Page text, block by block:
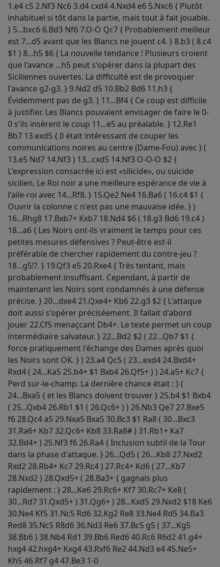
1.e4 c5 2.Nf3 Nc6 3.d4 cxd4 4.Nxd4 e6 5.Nxc6 { Plutôt
inhabituel si tôt dans la partie, mais tout à fait jouable.
} 5...bxc6 6.Bd3 Nf6 7.O-O Qc7 { Probablement meilleur
est 7...d5 avant que les Blancs ne jouent c4. } 8.b3 ( 8.c4
$1 ) 8...h5 $6 { La nouvelle tendance ! Plusieurs croient
que l'avance ...h5 peut s'opérer dans la plupart des
Siciliennes ouvertes. La difficulté est de provoquer
l'avance g2-g3. } 9.Nd2 d5 10.Bb2 Bd6 11.h3 {
Évidemment pas de g3. } 11...Bf4 { Ce coup est difficile
à justifier. Les Blancs pouvaient envisager de faire le 0-
0 s'ils insèrent le coup 11...e5 au préalable. } 12.Re1
Bb7 13.exd5 { Il était intéressant de couper les
communications noires au centre (Dame-Fou) avec } (
13.e5 Nd7 14.Nf3 ) 13...cxd5 14.Nf3 O-O-O $2 {
L'expression consacrée ici est «silicide», ou suicide
sicilien. Le Roi noir a une meilleure espérance de vie à
l'aile-roi avec 14...Rf8. } 15.Qe2 Ne4 16.Ba6 ( 16.c4 $1 {
Ouvrir la colonne c n'est pas une mauvaise idée. } )
16...Rhg8 17.Bxb7+ Kxb7 18.Nd4 $6 ( 18.g3 Bd6 19.c4 )
18...a6 { Les Noirs ont-ils vraiment le temps pour ces
petites mesures défensives ? Peut-être est-il
préférable de chercher rapidement du contre-jeu ?
18...g5!?. } 19.Qf3 e5 20.Rxe4 { Très tentant, mais
probablement insuffisant. Cependant, à partir de
maintenant les Noirs sont condamnés à une défense
précise. } 20...dxe4 21.Qxe4+ Kb6 22.g3 $2 { L'attaque
doit aussi s'opérer préciséement. Il fallait d'abord
jouer 22.Cf5 menaçcant Db4+. Le texte permet un coup
intermédiaire salvateur. } 22...Bd2 $2 ( 22...Qb7 $1 {
force pratiquement l'échange des Dames après quoi
les Noirs sont OK. } ) 23.a4 Qc5 ( 23...exd4 24.Bxd4+
Rxd4 ( 24...Ka5 25.b4+ $1 Bxb4 26.Qf5+ ) ) 24.a5+ Kc7 {
Perd sur-le-champ. La dernière chance était : } (
24...Bxa5 { et les Blancs doivent trouver } 25.b4 $1 Bxb4
( 25...Qxb4 26.Rb1 $1 ( 26.Qc6+ ) ) 26.Nb3 Qe7 27.Bxe5
f6 28.Qc4 a5 29.Nxa5 Bxa5 30.Bc3 $1 Ra8 ( 30...Bxc3
31.Ra6+ Kb7 32.Qc6+ Kb8 33.Ra8# ) 31.Rb1+ Ka7
32.Bd4+ ) 25.Nf3 f6 26.Ra4 { Inclusion subtil de la Tour
dans la phase d'attaque. } 26...Qd5 ( 26...Kb8 27.Nxd2
Rxd2 28.Rb4+ Kc7 29.Rc4 ) 27.Rc4+ Kd6 ( 27...Kb7
28.Nxd2 ) 28.Qxd5+ ( 28.Ba3+ { gagnais plus
rapidement : } 28...Ke6 29.Rc6+ Kf7 30.Rc7+ Ke8 (
30...Rd7 31.Qxd5+ ) 31.Qg6+ ) 28...Kxd5 29.Nxd2 $18 Ke6
30.Ne4 Kf5 31.Nc5 Rd6 32.Kg2 Re8 33.Ne4 Rd5 34.Ba3
Red8 35.Nc5 R8d6 36.Nd3 Re6 37.Bc5 g5 ( 37...Kg5
38.Bb6 ) 38.Nb4 Rd1 39.Bb6 Red6 40.Rc6 R6d2 41.g4+
hxg4 42.hxg4+ Kxg4 43.Rxf6 Re2 44.Nd3 e4 45.Ne5+
Kh5 46.Rf7 g4 47.Be3 1-0